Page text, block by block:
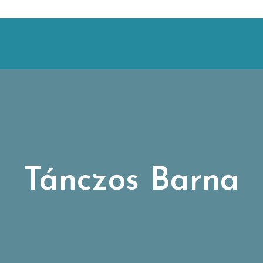
Tánczos Barna